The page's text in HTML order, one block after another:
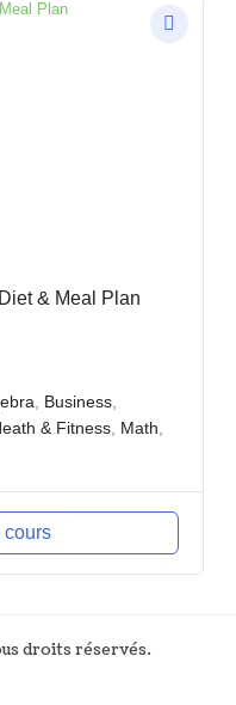
& Meal Plan
, Business,
& Fitness, Math,
cours
droits réservés.